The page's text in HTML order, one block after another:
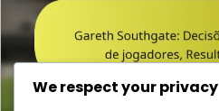
We respect your privacy